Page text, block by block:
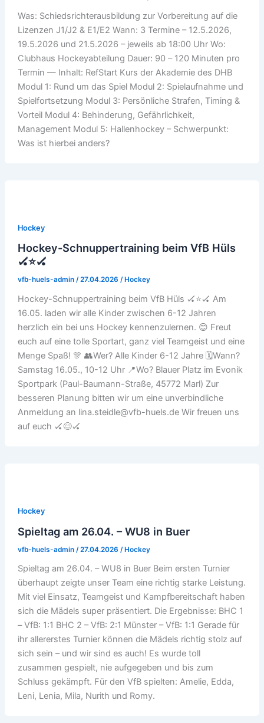
Was: Schiedsrichterausbildung zur Vorbereitung auf die
Lizenzen J1/J2 & E1/E2 Wann: 3 Termine – 12.5.2026,
19.5.2026 und 21.5.2026 – jeweils ab 18:00 Uhr Wo:
Clubhaus Hockeyabteilung Dauer: 90 – 120 Minuten pro
Termin — Inhalt: RefStart Kurs der Akademie des DHB
Modul 1: Rund um das Spiel Modul 2: Spielaufnahme und
Spielfortsetzung Modul 3: Persönliche Strafen, Timing &
Vorteil Modul 4: Behinderung, Gefährlichkeit,
Management Modul 5: Hallenhockey – Schwerpunkt:
Was ist hierbei anders?
Hockey
Hockey-Schnuppertraining beim VfB Hüls
🏑⭐️🏑
vfb-huels-admin /27.04.2026 / Hockey
Hockey-Schnuppertraining beim VfB Hüls 🏑⭐️🏑 Am
16.05. laden wir alle Kinder zwischen 6-12 Jahren
herzlich ein bei uns Hockey kennenzulernen. 😊 Freut
euch auf eine tolle Sportart, ganz viel Teamgeist und eine
Menge Spaß! 🎊 👥Wer? Alle Kinder 6-12 Jahre 🗓️Wann?
Samstag 16.05., 10-12 Uhr 📍Wo? Blauer Platz im Evonik
Sportpark (Paul-Baumann-Straße, 45772 Marl) Zur
besseren Planung bitten wir um eine unverbindliche
Anmeldung an lina.steidle@vfb-huels.de Wir freuen uns
auf euch 🏑😊🏑
Hockey
Spieltag am 26.04. – WU8 in Buer
vfb-huels-admin /27.04.2026 /Hockey
Spieltag am 26.04. – WU8 in Buer Beim ersten Turnier
überhaupt zeigte unser Team eine richtig starke Leistung.
Mit viel Einsatz, Teamgeist und Kampfbereitschaft haben
sich die Mädels super präsentiert. Die Ergebnisse: BHC 1
– VfB: 1:1 BHC 2 – VfB: 2:1 Münster – VfB: 1:1 Gerade für
ihr allererstes Turnier können die Mädels richtig stolz auf
sich sein – und wir sind es auch! Es wurde toll
zusammen gespielt, nie aufgegeben und bis zum
Schluss gekämpft. Für den VfB spielten: Amelie, Edda,
Leni, Lenia, Mila, Nurith und Romy.